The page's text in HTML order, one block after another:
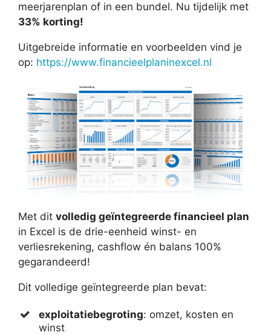
meerjarenplan of in een bundel. Nu tijdelijk met
33% korting!
Uitgebreide informatie en voorbeelden vind je
op: https://www.financieelplaninexcel.nl
Met dit volledig geïntegreerde financieel plan
in Excel is de drie-eenheid winst- en
verliesrekening, cashflow én balans 100%
gegarandeerd!
Dit volledige geïntegreerde plan bevat:
exploitatiebegroting: omzet, kosten en
winst